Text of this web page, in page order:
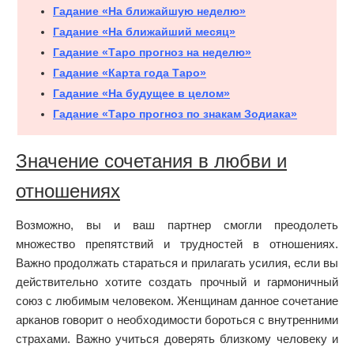
Гадание «На ближайшую неделю»
Гадание «На ближайший месяц»
Гадание «Таро прогноз на неделю»
Гадание «Карта года Таро»
Гадание «На будущее в целом»
Гадание «Таро прогноз по знакам Зодиака»
Значение сочетания в любви и
отношениях
Возможно, вы и ваш партнер смогли преодолеть
множество препятствий и трудностей в отношениях.
Важно продолжать стараться и прилагать усилия, если вы
действительно хотите создать прочный и гармоничный
союз с любимым человеком. Женщинам данное сочетание
арканов говорит о необходимости бороться с внутренними
страхами. Важно учиться доверять близкому человеку и